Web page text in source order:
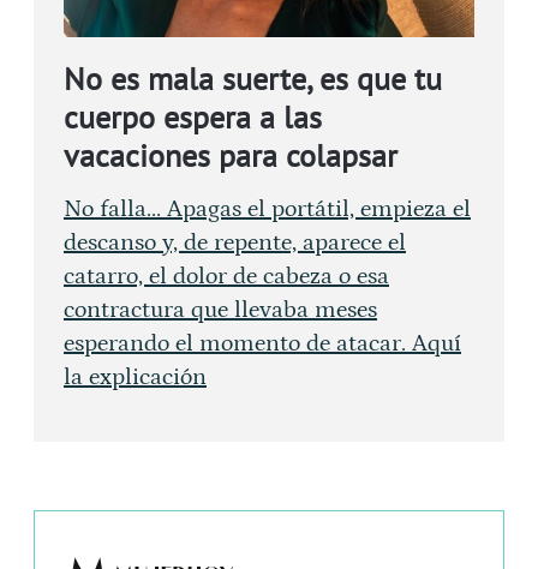
No es mala suerte, es que tu
cuerpo espera a las
vacaciones para colapsar
No falla... Apagas el portátil, empieza el
descanso y, de repente, aparece el
catarro, el dolor de cabeza o esa
contractura que llevaba meses
esperando el momento de atacar. Aquí
la explicación